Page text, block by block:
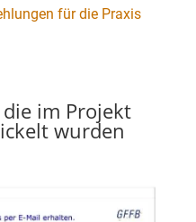
für die Praxis
im Projekt
wurden